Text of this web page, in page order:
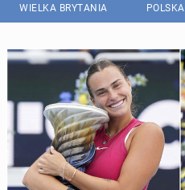
WIELKA BRYTANIA POLSKA